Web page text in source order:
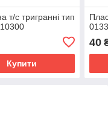
т/с тригранні тип
Купити
40